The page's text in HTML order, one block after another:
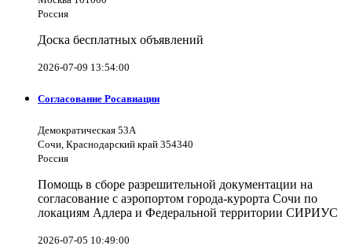
Россия
Доска бесплатных объявлений
2026-07-09 13:54:00
Согласование Росавиации
Демократическая 53А
Сочи, Краснодарский край 354340
Россия
Помощь в сборе разрешительной документации на
согласование с аэропортом города-курорта Сочи по
локациям Адлера и Федеральной территории СИРИУС
2026-07-05 10:49:00